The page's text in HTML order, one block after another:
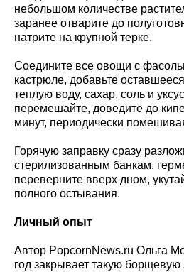
небольшом количестве
заранее отварите до
натрите на крупной терке.
Соедините все овощи с
кастрюле, добавьте
теплую воду, сахар, соль и
перемешайте, доведите до
минут, периодически
Горячую заправку сразу
стерилизованным банкам,
переверните вверх дном,
полного остывания.
Личный опыт
Автор PopcornNews.ru Ольга
год закрывает такую